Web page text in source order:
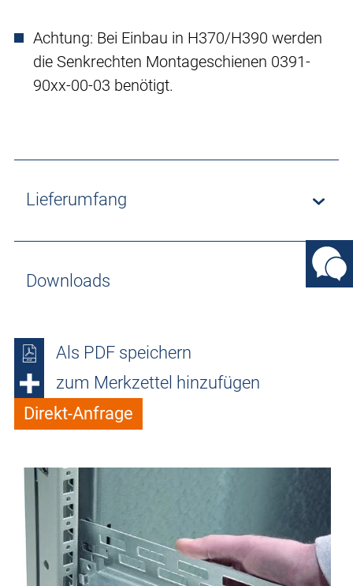
Achtung: Bei Einbau in H370/H390 werden
die Senkrechten Montageschienen 0391-
90xx-00-03 benötigt.
Lieferumfang
Downloads
Als PDF speichern
zum Merkzettel hinzufügen
Direkt-Anfrage